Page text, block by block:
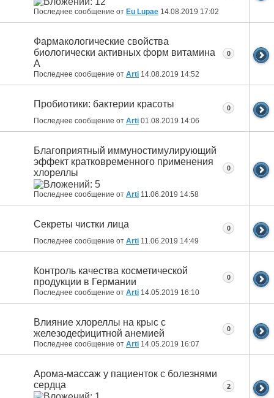
Последнее сообщение от Eu Lupae 14.08.2019 17:02
Фармакологические свойства
биологически активных форм витамина
А
Последнее сообщение от Arti 14.08.2019 14:52
0
Пробиотики: бактерии красоты
Последнее сообщение от Arti 01.08.2019 14:06
0
Благоприятный иммуностимулирующий
эффект кратковременного применения
хлореллы
Последнее сообщение от Arti 11.06.2019 14:58
0
Секреты чистки лица
Последнее сообщение от Arti 11.06.2019 14:49
0
Контроль качества косметической
продукции в Германии
Последнее сообщение от Arti 14.05.2019 16:10
0
Влияние хлореллы на крыс с
железодефицитной анемией
Последнее сообщение от Arti 14.05.2019 16:07
0
Арома-массаж у пациенток с болезнями
сердца
2